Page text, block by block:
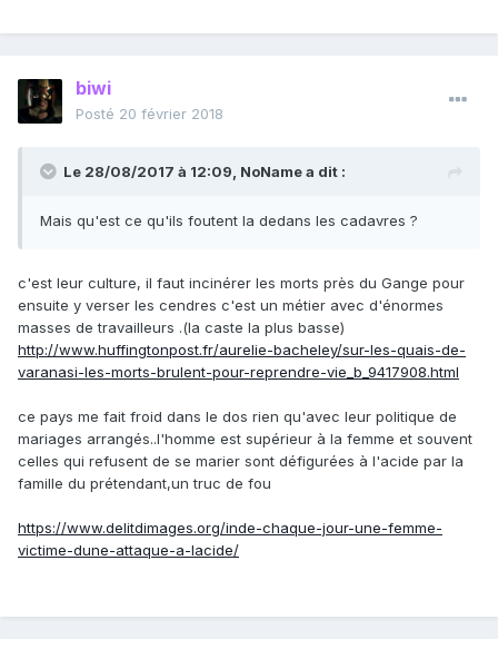
biwi
Posté 20 février 2018
Le 28/08/2017 à 12:09, NoNamea dit :
Mais qu'est ce qu'ils foutent la dedans les cadavres ?
c'est leur culture, il faut incinérer les morts près du Gange pour
ensuite y verser les cendres c'est un métier avec d'énormes
masses de travailleurs .(la caste la plus basse)
http://www.huffingtonpost.fr/aurelie-bacheley/sur-les-quais-de-
varanasi-les-morts-brulent-pour-reprendre-vie_b_9417908.html
ce pays me fait froid dans le dos rien qu'avec leur politique de
mariages arrangés..l'homme est supérieur à la femme et souvent
celles qui refusent de se marier sont défigurées à l'acide par la
famille du prétendant,un truc de fou
https://www.delitdimages.org/inde-chaque-jour-une-femme-
victime-dune-attaque-a-lacide/